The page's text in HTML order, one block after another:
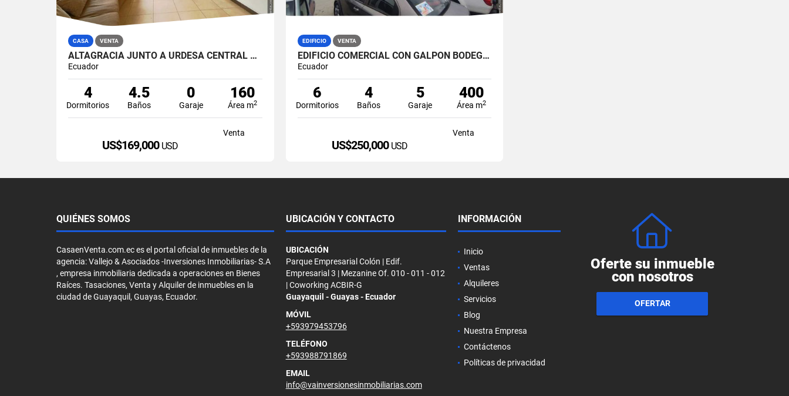
CASA VENTA
ALTAGRACIA JUNTO A URDESA CENTRAL 4 DORMITORIOS CASA EN VENTA
Ecuador
4
Dormitorios
4.5
Baños
0
Garaje
160
Área m2
Venta
US$169,000 USD
EDIFICIO VENTA
EDIFICIO COMERCIAL CON GALPÓN BODEGA EN VENTA ZONA MÉDICA DURÁN NORTE
Ecuador
6
Dormitorios
4
Baños
5
Garaje
400
Área m2
Venta
US$250,000 USD
QUIÉNES SOMOS
CasaenVenta.com.ec es el portal oficial de inmuebles de la
agencia: Vallejo & Asociados -Inversiones Inmobiliarias- S.A
, empresa inmobiliaria dedicada a operaciones en Bienes
Raíces. Tasaciones, Venta y Alquiler de inmuebles en la
ciudad de Guayaquil, Guayas, Ecuador.
UBICACIÓN Y CONTACTO
UBICACIÓN
Parque Empresarial Colón | Edif.
Empresarial 3 | Mezanine Of. 010 - 011 - 012
| Coworking ACBIR-G
Guayaquil - Guayas - Ecuador
MÓVIL
+593979453796
TELÉFONO
+593988791869
EMAIL
info@vainversionesinmobiliarias.com
INFORMACIÓN
Inicio
Ventas
Alquileres
Servicios
Blog
Nuestra Empresa
Contáctenos
Políticas de privacidad
Oferte su inmueble
con nosotros
OFERTAR